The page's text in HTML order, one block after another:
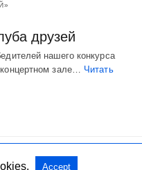
друзей
нашего конкурса
зале… Читать
Non-AMP Version
Accept